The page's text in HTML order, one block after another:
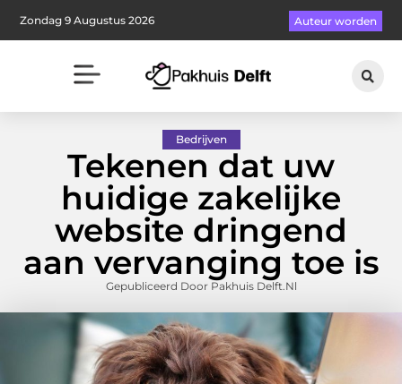
Zondag 9 Augustus 2026 Auteur worden
Bedrijven
Tekenen dat uw
huidige zakelijke
website dringend
aan vervanging toe is
Gepubliceerd Door Pakhuis Delft.nl